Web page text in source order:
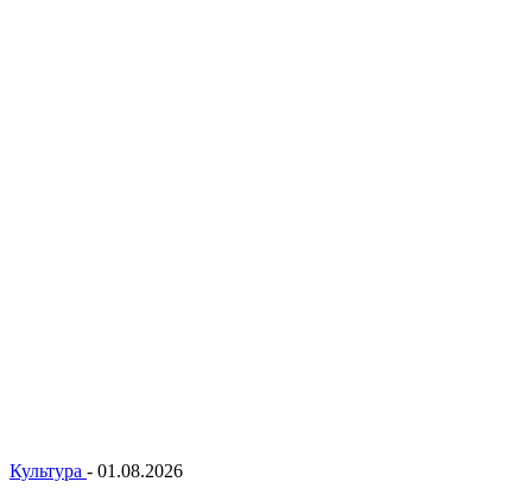
Культура - 01.08.2026